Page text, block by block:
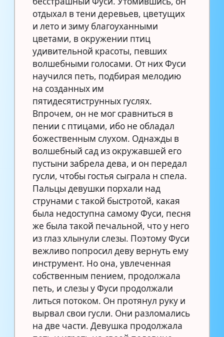
отдыхал в тени деревьев, цветущих
и лето и зиму благоуханными
цветами, в окружении птиц
удивительной красоты, певших
волшебными голосами. От них Фуси
научился петь, подбирая мелодию
на созданных им
пятидесятиструнных гуслях.
Впрочем, он не мог сравниться в
пении с птицами, ибо не обладал
божественным слухом. Однажды в
волшебный сад из окружавшей его
пустыни забрела дева, и он передал
гусли, чтобы гостья сыграла н спела.
Пальцы девушки порхали над
струнами с такой быстротой, какая
была недоступна самому Фуси, песня
же была такой печальной, что у него
из глаз хлынули слезы. Поэтому Фуси
вежливо попросил деву вернуть ему
инструмент. Но она, увлеченная
собственным пением, продолжала
петь, и слезы у Фуси продолжали
литься потоком. Он протянул руку и
вырвал свои гусли. Они разломались
на две части. Девушка продолжала